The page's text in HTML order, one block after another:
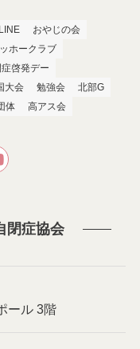
おやじの会
ホークラブ
啓発デー
大会 勉強会
北部G
体 高アス会
閉症協会
ール 3階